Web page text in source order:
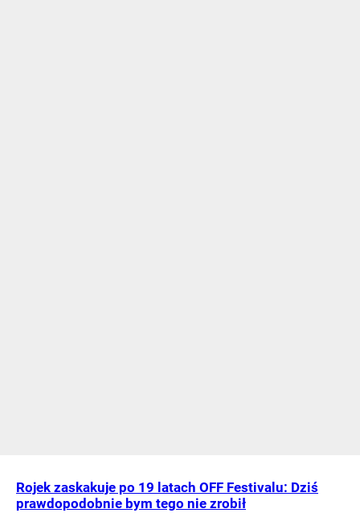
Rojek zaskakuje po 19 latach OFF Festivalu: Dziś
prawdopodobnie bym tego nie zrobił